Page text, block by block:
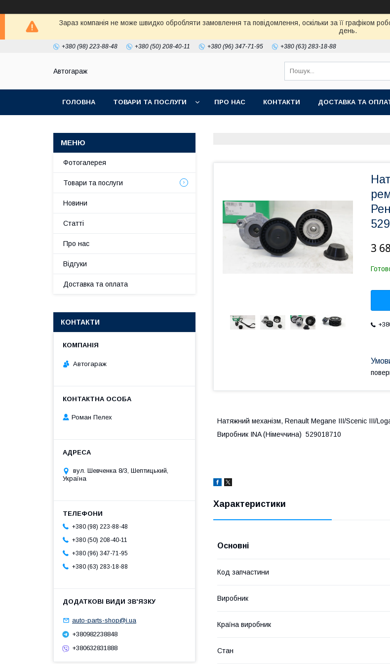
Зараз компанія не може швидко обробляти замовлення та повідомлення, оскільки за її графіком
день.
+380 (98) 223-88-48 +380 (50) 208-40-11 +380 (96) 347-71-95 +380 (63) 283-18-88
Автогараж
ГОЛОВНА ТОВАРИ ТА ПОСЛУГИ ПРО НАС КОНТАКТИ ДОСТАВКА ТА
3
Натяжний механізм, Renault Megane III/Scenic III/
Виробник INA (Німеччина) 529018710
Характеристики
Основні
Код запчастини
Виробник
Країна виробник
Стан
Фотогалерея
Товари та послуги
Новини
Статті
Про нас
Відгуки
Доставка та оплата
КОНТАКТИ
Автогараж
Роман Пелех
вул. Шевченка 8/3, Шептицький,
Україна
+380 (98) 223-88-48
+380 (50) 208-40-11
+380 (96) 347-71-95
+380 (63) 283-18-88
auto-parts-shop@i.ua
+380982238848
+380632831888